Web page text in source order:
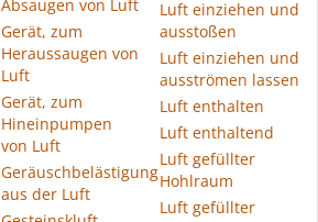
Absaugen von Luft
Gerät, zum
Heraussaugen von
Luft
Gerät, zum
Hineinpumpen
von Luft
Geräuschbelästigung
aus der Luft
Luft einziehen und
ausstoßen
Luft einziehen und
ausströmen lassen
Luft enthalten
Luft enthaltend
Luft gefüllter
Hohlraum
Luft gefüllter